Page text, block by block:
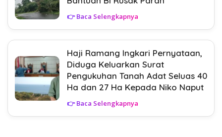
👉 Baca Selengkapnya
Haji Ramang Ingkari Pernyataan,
Diduga Keluarkan Surat
Pengukuhan Tanah Adat Seluas 40
Ha dan 27 Ha Kepada Niko Naput
👉 Baca Selengkapnya